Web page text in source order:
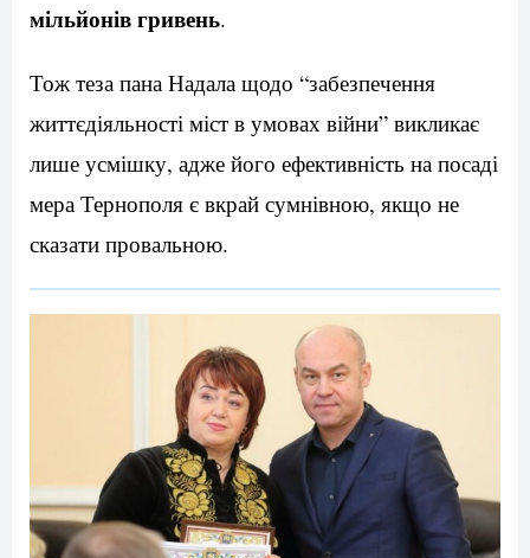
мільйонів гривень.
Тож теза пана Надала щодо “забезпечення
життєдіяльності міст в умовах війни” викликає
лише усмішку, адже його ефективність на посаді
мера Тернополя є вкрай сумнівною, якщо не
сказати провальною.